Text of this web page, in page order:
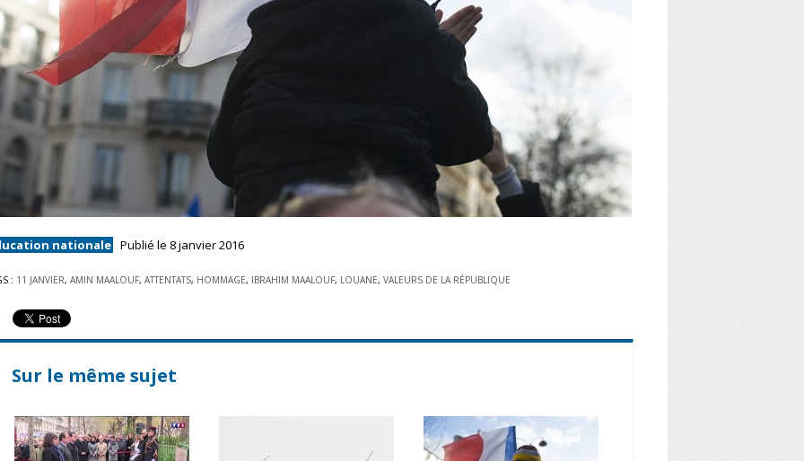
nationale Publié le 8 janvier 2016
: 11 JANVIER, AMIN MAALOUF, ATTENTATS, HOMMAGE, IBRAHIM MAALOUF, LOUANE, VALEURS DE LA RÉPUBLIQUE
Sur le même sujet